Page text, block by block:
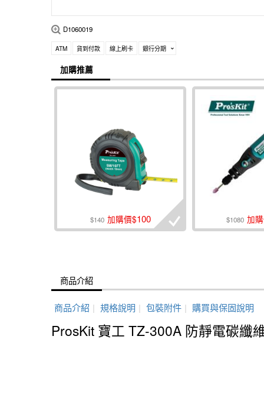
D1060019
ATM 貨到付款 線上刷卡 銀行分期
加購推薦
$140 加購價$100 $1080 加
商品介紹
商品介紹 | 規格說明 | 包裝附件 | 購買與保固說明
ProsKit 寶工 TZ-300A 防靜電碳纖